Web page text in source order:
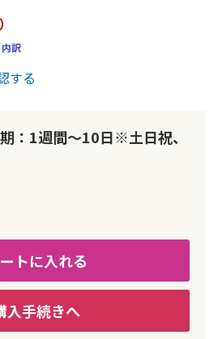
）
内訳
する
：1週間～10日※土日祝、
トに入れる
入手続きへ